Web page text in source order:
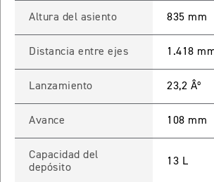
Altura del asiento 835 mm
Distancia entre ejes 1.418
Lanzamiento 23,2 Âº
Avance 108 mm
Capacidad del
depósito
13 L